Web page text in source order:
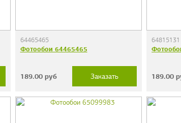
64465465
Фотообои 64465465
189.00руб Заказать
64815131
189.00